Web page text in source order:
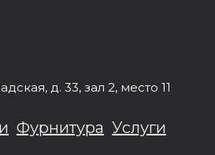
д. 33, зал 2, место 11
Фурнитура Услуги